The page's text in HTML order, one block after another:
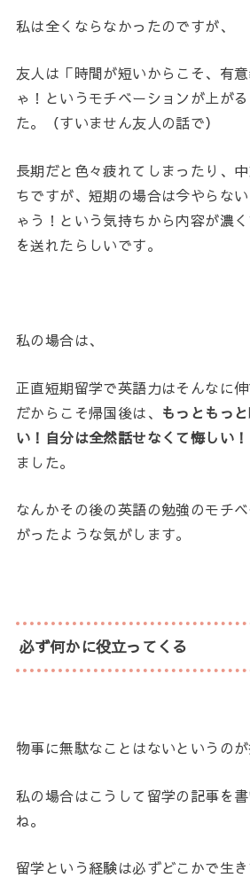
私は全くならなかったのですが、
友人は「時間が短いからこそ、有
ゃ！というモチベーションが上が
た。（すいません友人の話で）
長期だと色々疲れてしまったり、
ちですが、短期の場合は今やらな
ゃう！という気持ちから内容が濃
を送れたらしいです。
私の場合は、
正直短期留学で英語力はそんなに伸
だからこそ帰国後は、 もっともっ
い！自分は全然話せなくて悔しい！
ました。
なんかその後の英語の勉強のモチ
がったような気がします。
必ず何かに役立ってくる
物事に無駄なことはないというのが
私の場合はこうして留学の記事を
ね。
留学という経験は必ずどこかで生き